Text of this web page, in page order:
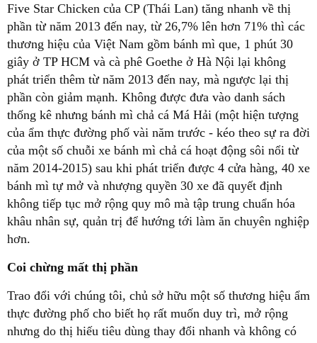
Five Star Chicken của CP (Thái Lan) tăng nhanh về thị
phần từ năm 2013 đến nay, từ 26,7% lên hơn 71% thì các
thương hiệu của Việt Nam gồm bánh mì que, 1 phút 30
giây ở TP HCM và cà phê Goethe ở Hà Nội lại không
phát triển thêm từ năm 2013 đến nay, mà ngược lại thị
phần còn giảm mạnh. Không được đưa vào danh sách
thống kê nhưng bánh mì chả cá Má Hải (một hiện tượng
của ẩm thực đường phố vài năm trước - kéo theo sự ra đời
của một số chuỗi xe bánh mì chả cá hoạt động sôi nổi từ
năm 2014-2015) sau khi phát triển được 4 cửa hàng, 40 xe
bánh mì tự mở và nhượng quyền 30 xe đã quyết định
không tiếp tục mở rộng quy mô mà tập trung chuẩn hóa
khâu nhân sự, quản trị để hướng tới làm ăn chuyên nghiệp
hơn.
Coi chừng mất thị phần
Trao đổi với chúng tôi, chủ sở hữu một số thương hiệu ẩm
thực đường phố cho biết họ rất muốn duy trì, mở rộng
nhưng do thị hiếu tiêu dùng thay đổi nhanh và không có